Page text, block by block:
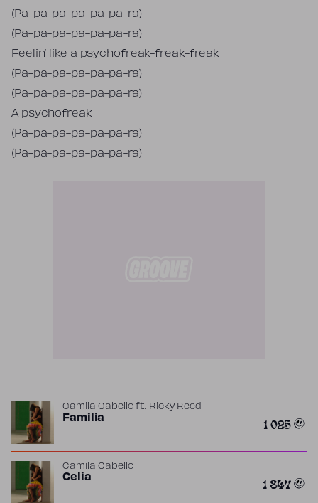
(Pa-pa-pa-pa-pa-pa-ra)
(Pa-pa-pa-pa-pa-pa-ra)
Feelin’ like a psychofreak-freak-freak
(Pa-pa-pa-pa-pa-pa-ra)
(Pa-pa-pa-pa-pa-pa-ra)
A psychofreak
(Pa-pa-pa-pa-pa-pa-ra)
(Pa-pa-pa-pa-pa-pa-ra)
Camila Cabelloft. Ricky Reed
Familia 1 025
Camila Cabello
Celia 1 847